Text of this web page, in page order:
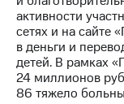
активности
сетях и на сайте
в деньги и
детей. В рамках
24 миллионов
86 тяжело